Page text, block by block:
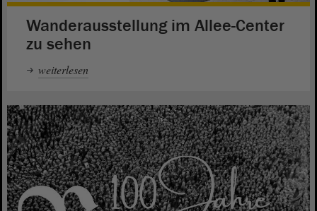
Wanderausstellung im Allee-Center
zu sehen
weiterlesen